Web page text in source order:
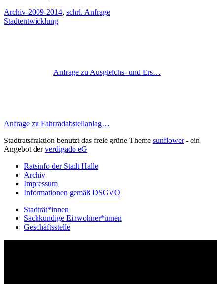
Archiv-2009-2014, schrl. Anfrage
Stadtentwicklung
Anfrage zu Ausgleichs- und Ers…
Anfrage zu Fahrradabstellanlag…
Stadtratsfraktion benutzt das freie grüne Theme sunflower‐ ein
Angebot derverdigado eG
Ratsinfo der Stadt Halle
Archiv
Impressum
Informationen gemäß DSGVO
Stadträt*innen
Sachkundige Einwohner*innen
Geschäftsstelle